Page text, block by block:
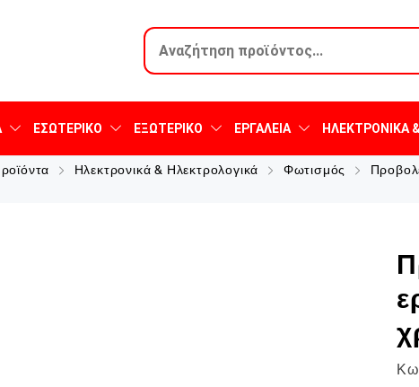
ΕΣΩΤΕΡΙΚΌ ΕΞΩΤΕΡΙΚΌ ΕΡΓΑΛΕΊΑ ΗΛΕΚΤΡΟΝΙΚΆ
Ηλεκτρονικά & Ηλεκτρολογικά Φωτισμός